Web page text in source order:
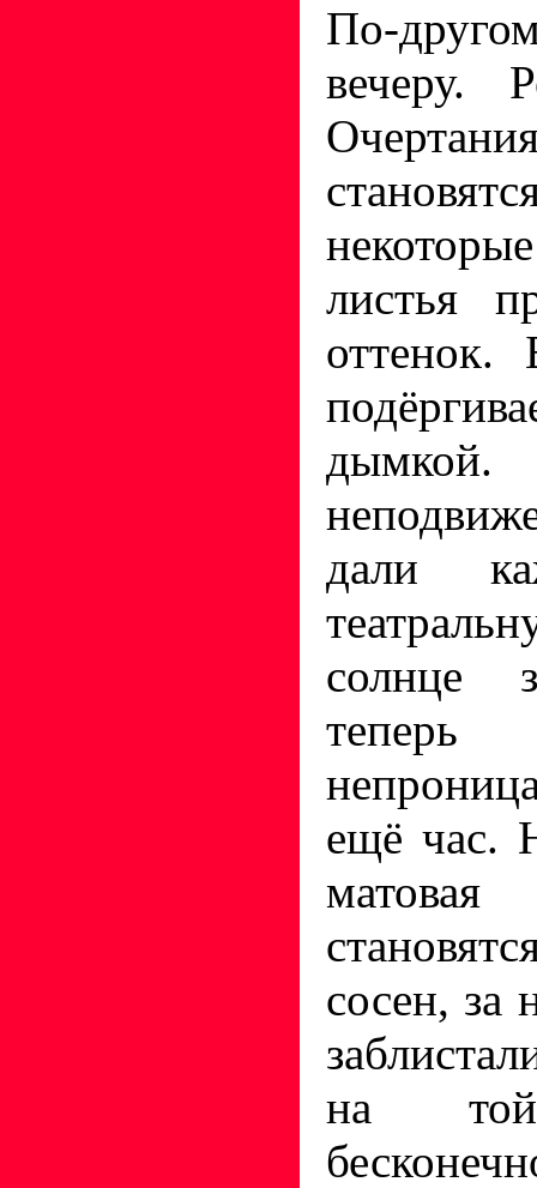
По-
вечеру.
листья
дали
солнце
ещё час.
сосен, за
на той